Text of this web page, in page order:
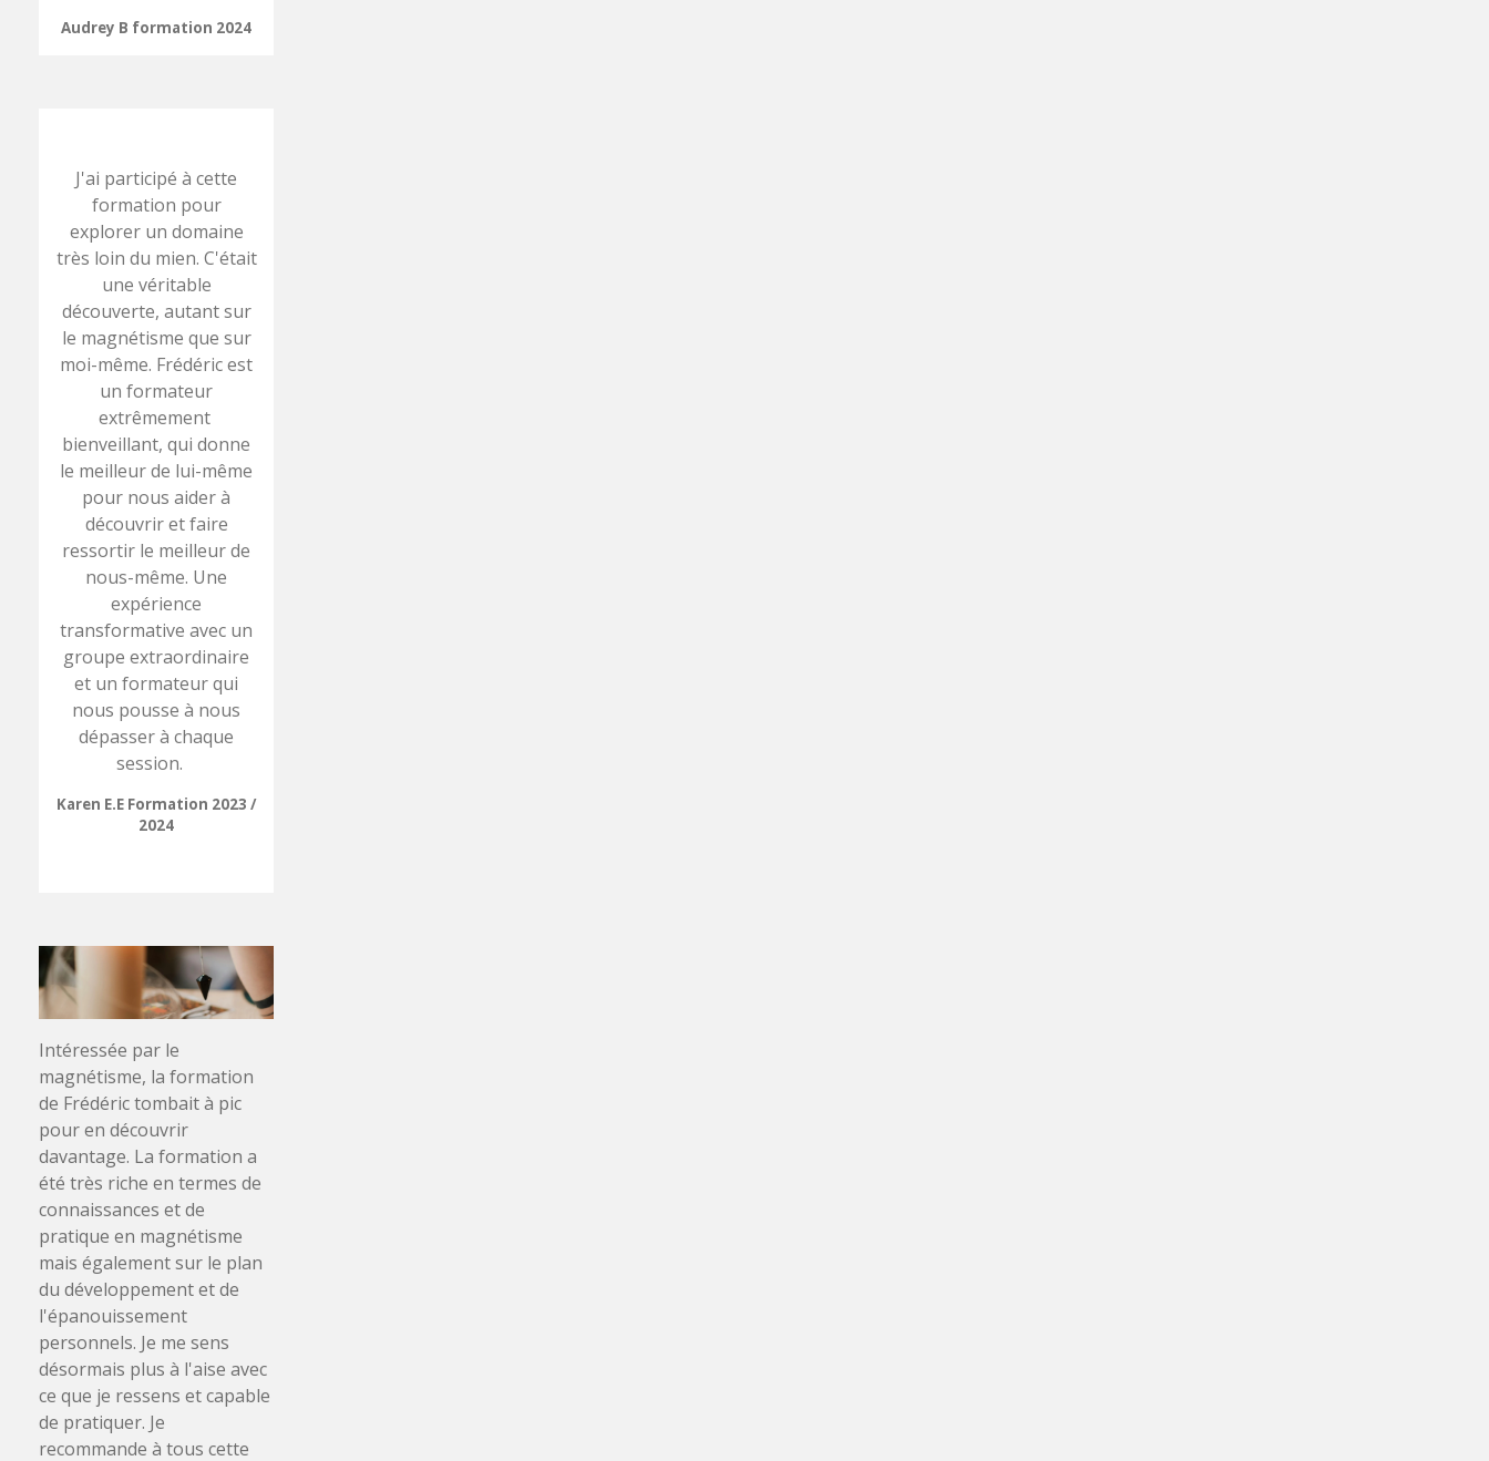
Audrey B formation 2024
J'ai participé à cette
formation pour
explorer un domaine
très loin du mien. C'était
une véritable
découverte, autant sur
le magnétisme que sur
moi-même. Frédéric est
un formateur
extrêmement
bienveillant, qui donne
le meilleur de lui-même
pour nous aider à
découvrir et faire
ressortir le meilleur de
nous-même. Une
expérience
transformative avec un
groupe extraordinaire
et un formateur qui
nous pousse à nous
dépasser à chaque
session.
Karen E.E Formation 2023 /
2024
Intéressée par le
magnétisme, la formation
de Frédéric tombait à pic
pour en découvrir
davantage. La formation a
été très riche en termes de
connaissances et de
pratique en magnétisme
mais également sur le plan
du développement et de
l'épanouissement
personnels. Je me sens
désormais plus à l'aise avec
ce que je ressens et capable
de pratiquer. Je
recommande à tous cette